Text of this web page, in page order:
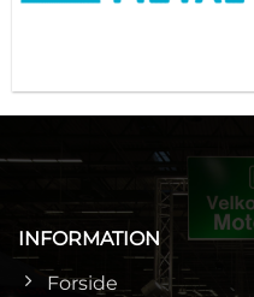
INFORMATION
Forside